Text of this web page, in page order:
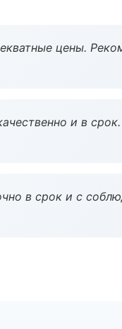
цены.
и в срок.
в срок и с